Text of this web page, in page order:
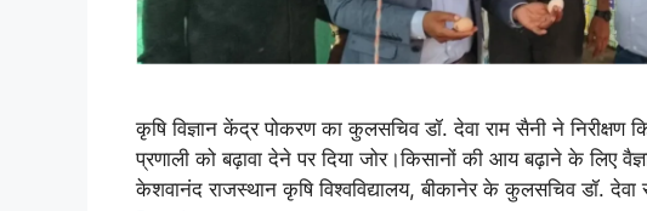
कृषि विज्ञान केंद्र पोकरण का कुलसचिव डॉ. देवा राम सैनी ने
प्रणाली को बढ़ावा देने पर दिया जोर।किसानों की आय बढ़ाने के लिए
केशवानंद राजस्थान कृषि विश्वविद्यालय, बीकानेर के कुलसचिव डॉ.